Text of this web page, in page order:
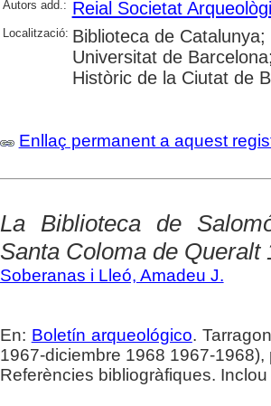
Autors add.: Reial Societat
Localització: Biblioteca de
Universitat de
Històric de la Ciutat de
Enllaç permanent a aquest
La Biblioteca de
Santa Coloma de Queralt
Soberanas i Lleó, Amadeu J.
En: Boletín arqueológico.
1967-diciembre 1968 1967-1968),
Referències bibliogràfiques.